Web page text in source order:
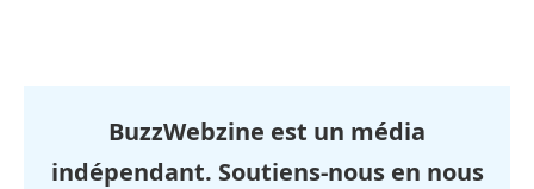
BuzzWebzine est un média
indépendant. Soutiens-nous en nous